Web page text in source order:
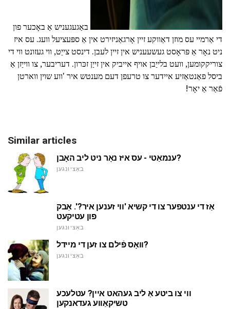
באַגעגעניש אַ באָכער פון
די אַרמיי עס מוזן דאַווקע זיין אָרגאַניזירט אין אַ ספּעציעל וועג. עס איז
ניט נאָר אַ פּראָסט געשעעניש אין זיין לעבן. דינסט צייַט, ווי געזונט ווי די
צוריקקומען, וועט בלייַבן אויף אייביק אין זייַן זכּרון. דעריבער, צו ווייַזן אַ
ביסל פאַנטאַזיע איידער צו טרעפן דעם מענטש איר 'ווע שוין ווארטן
פֿאַר אַ יאָר!
Similar articles
ענמאַטי - עס איז נאָר ניט ליב האָבן?
באַציונגען
אַז די ענטפער צו די קשיא 'ווי זענען איר?'. אַבק
פון עטיקעט
באַציונגען
וואָס פֿילם צו זען די מיידל?
באַציונגען
ווי צו ביטע אַ ליב געהאט איין? עטלעכע
טשיקאַווע געדאנקען